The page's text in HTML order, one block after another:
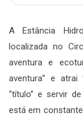
A Estância
localizada no
aventura e
aventura” e
“título” e servir
está em